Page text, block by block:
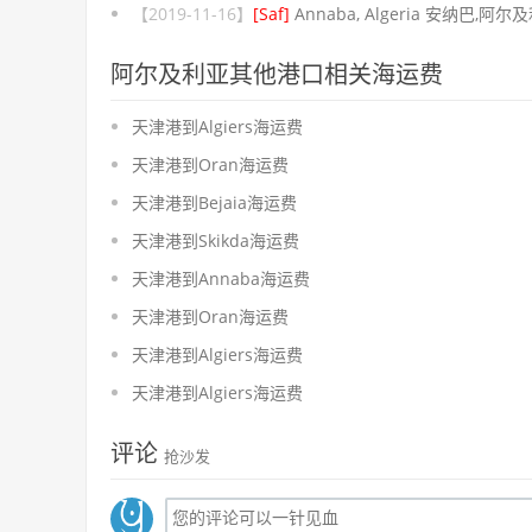
【2019-11-16】 [Saf] Annaba, Algeria 安纳巴,阿尔及
阿尔及利亚其他港口相关海运费
天津港到Algiers海运费
天津港到Oran海运费
天津港到Bejaia海运费
天津港到Skikda海运费
天津港到Annaba海运费
天津港到Oran海运费
天津港到Algiers海运费
天津港到Algiers海运费
评论 抢沙发